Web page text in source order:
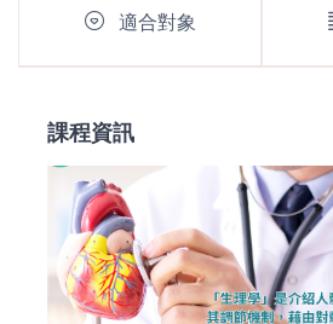
適合對象
課程資訊